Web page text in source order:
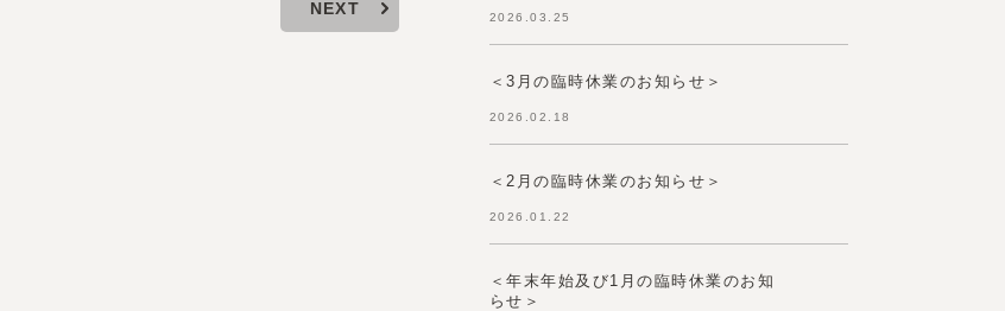
NEXT 2026.03.25
＜3月の臨時休業のお知らせ＞
2026.02.18
＜2月の臨時休業のお知らせ＞
2026.01.22
＜年末年始及び1月の臨時休業のお知
らせ＞